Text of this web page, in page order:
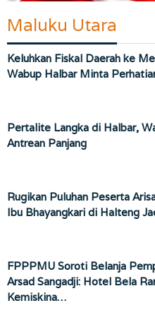
Maluku Utara
Keluhkan Fiskal Daerah ke
Wabup Halbar Minta
Pertalite Langka di Halbar,
Antrean Panjang
Rugikan Puluhan Peserta
Ibu Bhayangkari di Halteng
FPPPMU Soroti Belanja
Arsad Sangadji: Hotel Bela
Kemiskina…